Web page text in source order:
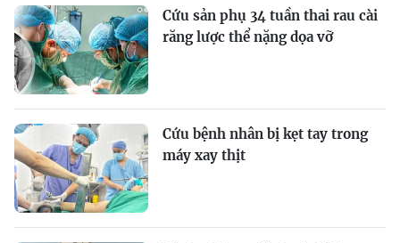
Cứu sản phụ 34 tuần thai rau cài
răng lược thể nặng dọa vỡ
Cứu bệnh nhân bị kẹt tay trong
máy xay thịt